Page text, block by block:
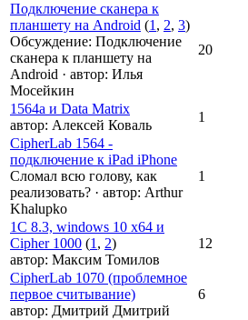
Подключение сканера к
планшету на Android (1 , 2, 3)
Обсуждение: Подключение
сканера к планшету на
Android · автор: Илья
Мосейкин
20
1564a и Data Matrix
автор: Алексей Коваль
1
CipherLab 1564 -
подключение к iPad iPhone
Сломал всю голову, как
реализовать? · автор: Arthur
Khalupko
1
1С 8.3, windows 10 x64 и
Cipher 1000 (1 , 2)
автор: Максим Томилов
12
CipherLab 1070 (проблемное
первое считывание)
автор: Дмитрий Дмитрий
6